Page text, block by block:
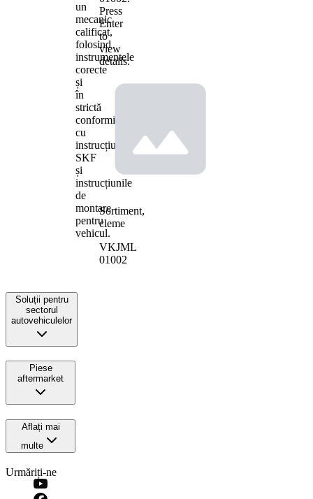
un
mecanic
calificat,
folosind
instrumentele
corecte
și
în
strictă
conformitate
cu
instrucțiunile
SKF
și
instrucțiunile
de
montare
pentru
vehicul.
Press
Enter
to
view
details.
Sortiment,
cleme
VKJML
01002
Soluții pentru
sectorul
autovehiculelor
Piese
aftermarket
Aflați mai
multe
Urmăriți-ne